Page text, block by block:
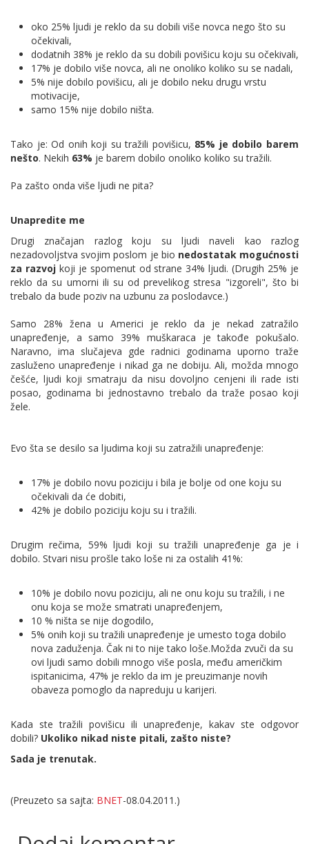
oko 25% ljudi je reklo da su dobili više novca nego što su
očekivali,
dodatnih 38% je reklo da su dobili povišicu koju su očekivali,
17% je dobilo više novca, ali ne onoliko koliko su se nadali,
5% nije dobilo povišicu, ali je dobilo neku drugu vrstu
motivacije,
samo 15% nije dobilo ništa.
Tako je: Od onih koji su tražili povišicu, 85% je dobilo barem
nešto. Nekih 63% je barem dobilo onoliko koliko su tražili.
Pa zašto onda više ljudi ne pita?
Unapredite me
Drugi značajan razlog koju su ljudi naveli kao razlog
nezadovoljstva svojim poslom je bio nedostatak mogućnosti
za razvojkoji je spomenut od strane 34% ljudi. (Drugih 25% je
reklo da su umorni ili su od prevelikog stresa "izgoreli", što bi
trebalo da bude poziv na uzbunu za poslodavce.)
Samo 28% žena u Americi je reklo da je nekad zatražilo
unapređenje, a samo 39% muškaraca je takođe pokušalo.
Naravno, ima slučajeva gde radnici godinama uporno traže
zasluženo unapređenje i nikad ga ne dobiju. Ali, možda mnogo
češće, ljudi koji smatraju da nisu dovoljno cenjeni ili rade isti
posao, godinama bi jednostavno trebalo da traže posao koji
žele.
Evo šta se desilo sa ljudima koji su zatražili unapređenje:
17% je dobilo novu poziciju i bila je bolje od one koju su
očekivali da će dobiti,
42% je dobilo poziciju koju su i tražili.
Drugim rečima, 59% ljudi koji su tražili unapređenje ga je i
dobilo. Stvari nisu prošle tako loše ni za ostalih 41%:
10% je dobilo novu poziciju, ali ne onu koju su tražili, i ne
onu koja se može smatrati unapređenjem,
10 % ništa se nije dogodilo,
5% onih koji su tražili unapređenje je umesto toga dobilo
nova zaduženja. Čak ni to nije tako loše.Možda zvuči da su
ovi ljudi samo dobili mnogo više posla, među američkim
ispitanicima, 47% je reklo da im je preuzimanje novih
obaveza pomoglo da napreduju u karijeri.
Kada ste tražili povišicu ili unapređenje, kakav ste odgovor
dobili? Ukoliko nikad niste pitali, zašto niste?
Sada je trenutak.
(Preuzeto sa sajta: BNET-08.04.2011.)